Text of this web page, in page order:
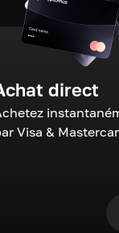
direct
Visa &